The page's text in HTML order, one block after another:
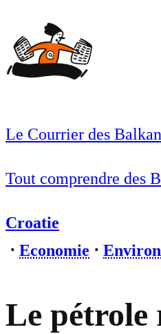
Le Courrier des
Tout comprendre des
Croatie
⋅ Economie ⋅
Le pétrole